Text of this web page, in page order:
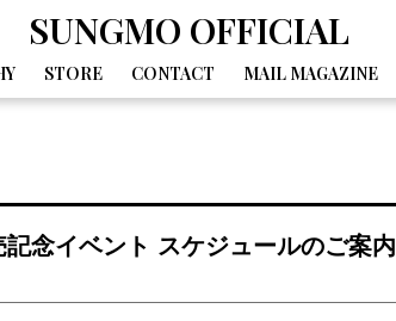
SUNGMO OFFICIAL
STORE CONTACT MAIL MAGAZINE
念イベント スケジュールのご案内